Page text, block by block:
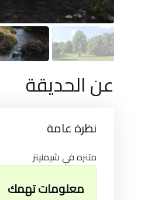
عن الحديقة
نظرة عامة
متنزه في شيمنيتز
معلومات تهمك